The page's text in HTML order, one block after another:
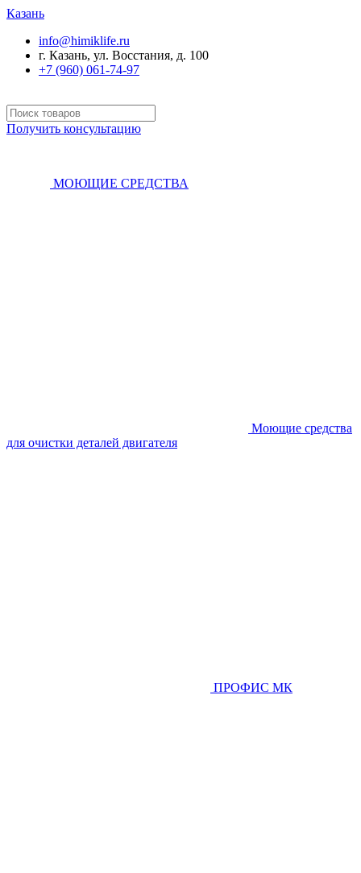
Казань
info@himiklife.ru
г. Казань, ул. Восстания, д. 100
+7 (960) 061-74-97
Получить консультацию
МОЮЩИЕ СРЕДСТВА
Моющие средства
для очистки деталей двигателя
ПРОФИС МК